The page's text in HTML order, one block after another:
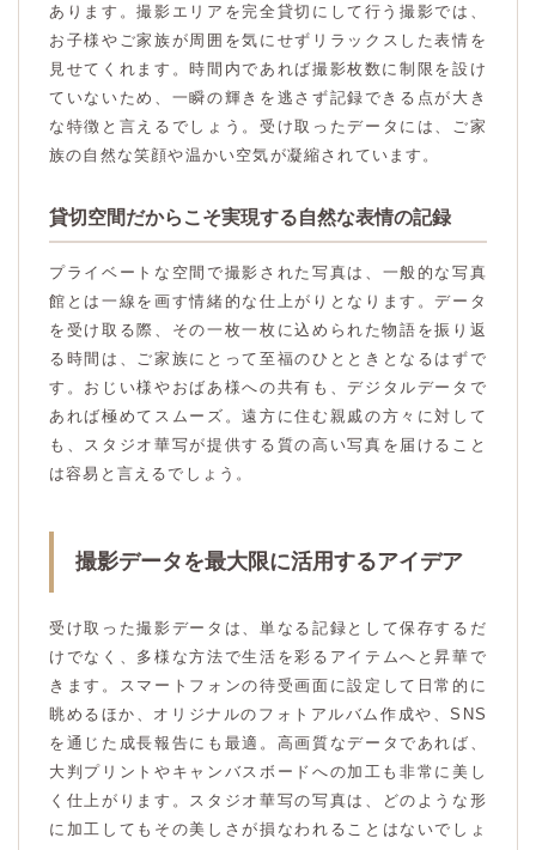
あります。撮影エリアを完全貸切にして行う撮影では、
お子様やご家族が周囲を気にせずリラックスした表情を
見せてくれます。時間内であれば撮影枚数に制限を設け
ていないため、一瞬の輝きを逃さず記録できる点が大き
な特徴と言えるでしょう。受け取ったデータには、ご家
族の自然な笑顔や温かい空気が凝縮されています。
貸切空間だからこそ実現する自然な表情の記録
プライベートな空間で撮影された写真は、一般的な写真
館とは一線を画す情緒的な仕上がりとなります。データ
を受け取る際、その一枚一枚に込められた物語を振り返
る時間は、ご家族にとって至福のひとときとなるはずで
す。おじい様やおばあ様への共有も、デジタルデータで
あれば極めてスムーズ。遠方に住む親戚の方々に対して
も、スタジオ華写が提供する質の高い写真を届けること
は容易と言えるでしょう。
撮影データを最大限に活用するアイデア
受け取った撮影データは、単なる記録として保存するだ
けでなく、多様な方法で生活を彩るアイテムへと昇華で
きます。スマートフォンの待受画面に設定して日常的に
眺めるほか、オリジナルのフォトアルバム作成や、SNS
を通じた成長報告にも最適。高画質なデータであれば、
大判プリントやキャンバスボードへの加工も非常に美し
く仕上がります。スタジオ華写の写真は、どのような形
に加工してもその美しさが損なわれることはないでしょ